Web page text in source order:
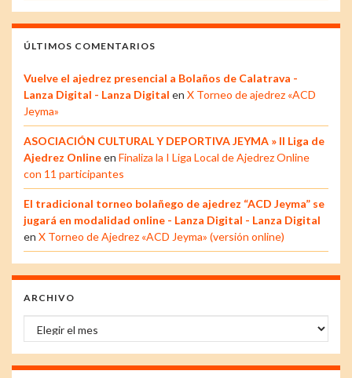
ÚLTIMOS COMENTARIOS
Vuelve el ajedrez presencial a Bolaños de Calatrava -
Lanza Digital - Lanza Digital en X Torneo de ajedrez «ACD
Jeyma»
ASOCIACIÓN CULTURAL Y DEPORTIVA JEYMA » II Liga de
Ajedrez Onlineen Finaliza la I Liga Local de Ajedrez Online
con 11 participantes
El tradicional torneo bolañego de ajedrez “ACD Jeyma” se
jugará en modalidad online - Lanza Digital - Lanza Digital
en X Torneo de Ajedrez «ACD Jeyma» (versión online)
ARCHIVO
Archivo